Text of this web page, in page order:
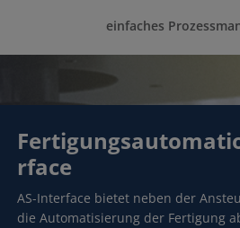
einfaches
rface
AS-Interface bietet neben der
die Automatisierung der Fertigung
notwendig
/ Marketing